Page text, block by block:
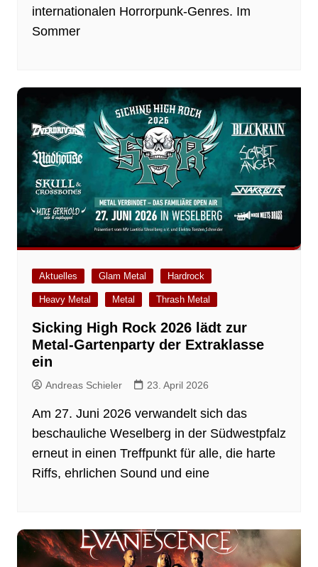
internationalen Horrorpunk-Genres. Im
Sommer
Aktuelles Glam Metal Hardrock
Heavy Metal Metal Thrash Metal
Sicking High Rock 2026 lädt zur
Metal-Gartenparty der Extraklasse
ein
Andreas Schieler 23. April 2026
Am 27. Juni 2026 verwandelt sich das
beschauliche Weselberg in der Südwestpfalz
erneut in einen Treffpunkt für alle, die harte
Riffs, ehrlichen Sound und eine